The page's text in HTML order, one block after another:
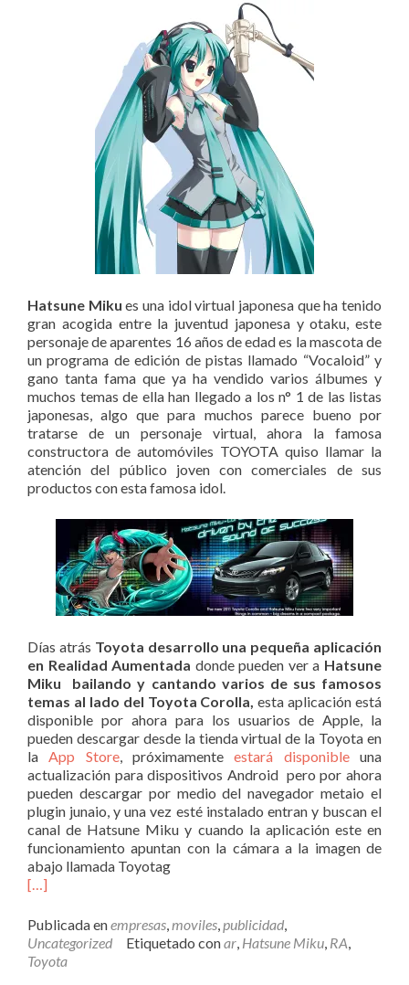
Hatsune Miku es una idol virtual japonesa que ha tenido
gran acogida entre la juventud japonesa y otaku, este
personaje de aparentes 16 años de edad es la mascota de
un programa de edición de pistas llamado “Vocaloid” y
gano tanta fama que ya ha vendido varios álbumes y
muchos temas de ella han llegado a los n° 1 de las listas
japonesas, algo que para muchos parece bueno por
tratarse de un personaje virtual, ahora la famosa
constructora de automóviles TOYOTA quiso llamar la
atención del público joven con comerciales de sus
productos con esta famosa idol.
Días atrás Toyota desarrollo una pequeña aplicación
en Realidad Aumentada donde pueden ver a Hatsune
Miku bailando y cantando varios de sus famosos
temas al lado del Toyota Corolla, esta aplicación está
disponible por ahora para los usuarios de Apple, la
pueden descargar desde la tienda virtual de la Toyota en
laApp Store, próximamenteestará disponibleuna
actualización para dispositivos Android pero por ahora
pueden descargar por medio del navegador metaio el
plugin junaio, y una vez esté instalado entran y buscan el
canal de Hatsune Miku y cuando la aplicación este en
funcionamiento apuntan con la cámara a la imagen de
abajo llamada Toyotag
[…]
Publicada enempresas,moviles,publicidad,
Uncategorized
Etiquetado conar, Hatsune Miku, RA,
Toyota